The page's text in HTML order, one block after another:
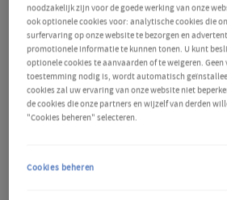
en deze positie zou wel eens
de invoering van belangrijke
voor deze sector.1
Wetgeving
noodzakelijk zijn voor de goede werking van onze
ook optionele cookies voor: analytische cookies die
surfervaring op onze website te bezorgen en
promotionele informatie te kunnen tonen. U kunt
optionele cookies te aanvaarden of te weigeren.
toestemming nodig is, wordt automatisch
cookies zal uw ervaring van onze website niet
de cookies die onze partners en wijzelf van derden
"Cookies beheren" selecteren.
Cookies beheren